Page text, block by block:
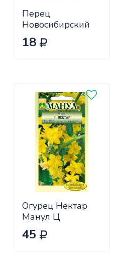
Перец
Новосибирский
(ранний) Сиб.сад
Ц
18
Огурец Нектар
Манул Ц
45